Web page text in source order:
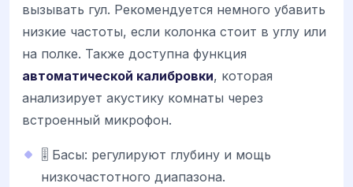
вызывать гул. Рекомендуется немного убавить
низкие частоты, если колонка стоит в углу или
на полке. Также доступна функция
автоматической калибровки, которая
анализирует акустику комнаты через
встроенный микрофон.
🎚️ Басы: регулируют глубину и мощь
низкочастотного диапазона.